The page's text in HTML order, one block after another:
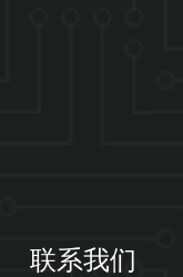
联系我们